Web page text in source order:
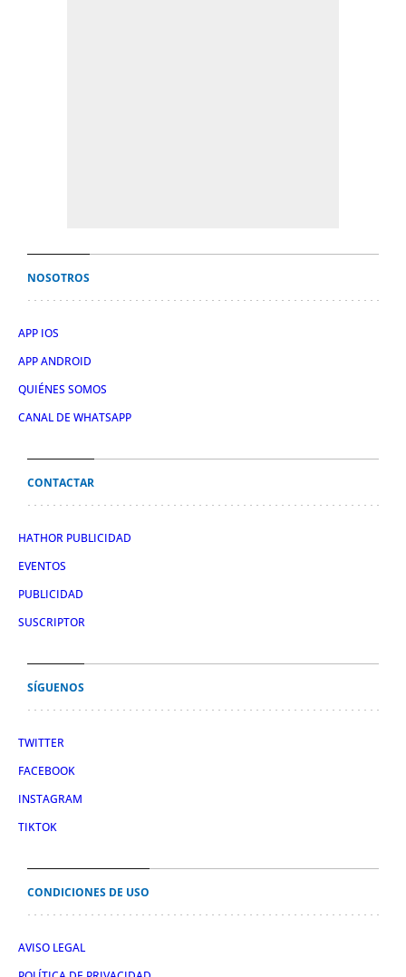
NOSOTROS
APP IOS
APP ANDROID
QUIÉNES SOMOS
CANAL DE WHATSAPP
CONTACTAR
HATHOR PUBLICIDAD
EVENTOS
PUBLICIDAD
SUSCRIPTOR
SÍGUENOS
TWITTER
FACEBOOK
INSTAGRAM
TIKTOK
CONDICIONES DE USO
AVISO LEGAL